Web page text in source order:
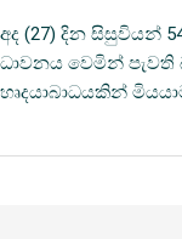
අද (27) දින සිසුවියන්
ධාවනය වෙමින්
හෘදයාබාධයකින්